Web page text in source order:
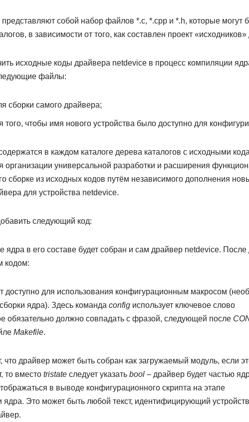
собой набор файлов *.c, *.cpp и *.h, которые могут
в зависимости от того, как составлен проект
исходные коды драйвера netdevice в процесс компиляции
файлы:
сборки самого драйвера;
того, чтобы имя нового устройства было доступно для
в каждом каталоге дерева каталогов с исходными
организации универсальной разработки и расширения
сборке из исходных кодов путём независимого дополнения
для устройства netdevice.
следующий код:
ядра в его составе будет собран и сам драйвер netdevice.
кодом:
доступно для использования конфигурационным макросом
ядра). Здесь команда configиспользует ключевое слово
обязательно должно совпадать с фразой, следующей после
Makefile.
что драйвер может быть собран как загружаемый модуль, если
то вместо tristateследует указать bool– драйвер будет частью
в выводе конфигурационного скрипта на этапе
ядра. Это может быть любой текст, идентифицирующий